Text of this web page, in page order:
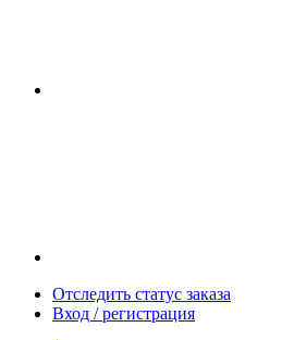
Отследить статус заказа
Вход / регистрация